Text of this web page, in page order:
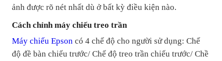
ảnh được rõ nét nhất dù ở bất kỳ điều kiện nào.
Cách chỉnh máy chiếu treo trần
Máy chiếu Epson có 4 chế độ cho người sử dụng: Chế
độ đề bàn chiếu trước/ Chế độ treo trần chiếu trước/ Chề